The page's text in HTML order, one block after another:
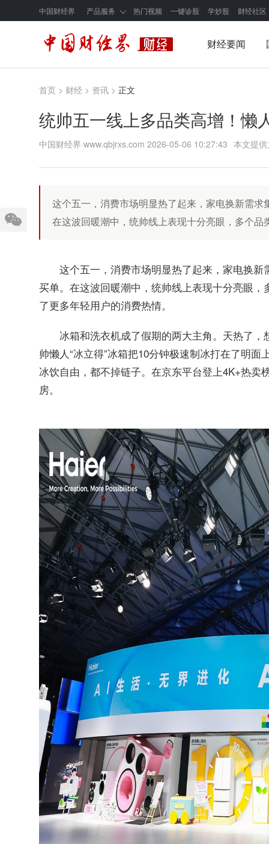
中国财经界 产品服务 热门视频 一键诊股 学炒股 财经社区
财经要闻
首页 > 财经 > 资讯 > 正文
统帅五一线上多品类高增！懒
中国财经界·www.qbjrxs.com 2026-05-06 10:27:43 本文提
这个五一，消费市场明显热了起来，家电换新需求
在这波回暖潮中，统帅线上表现十分亮眼，多个品
这个五一，消费市场明显热了起来，家电换
买单。在这波回暖潮中，统帅线上表现十分亮眼
了更多年轻用户的消费热情。
冰箱和洗衣机成了假期的两大主角。天热了
帅懒人“冰立得”冰箱把10分钟极速制冰打在了明
冰饮自由，都不掉链子。在京东平台登上4K+热
房。